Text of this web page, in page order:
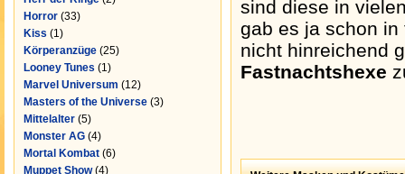
Horror (33)
Kiss (1)
Körperanzüge (25)
Looney Tunes (1)
Marvel Universum (12)
Masters of the Universe (3)
Mittelalter (5)
Monster AG (4)
Mortal Kombat (6)
Muppet Show(4)
sind diese in
gab es ja schon
nicht hinreichend
Fastnachtshexe